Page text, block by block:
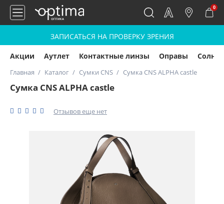
0
ЗАПИСАТЬСЯ НА ПРОВЕРКУ ЗРЕНИЯ
Акции Аутлет Контактные линзы Оправы
Главная Каталог Сумки CNS Сумка CNS ALPHA castle
Сумка CNS ALPHA castle
Отзывов еще нет